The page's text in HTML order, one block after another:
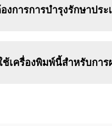
งการการบำรุงรักษาประ
เครื่องพิมพ์นี้สำหรับกา